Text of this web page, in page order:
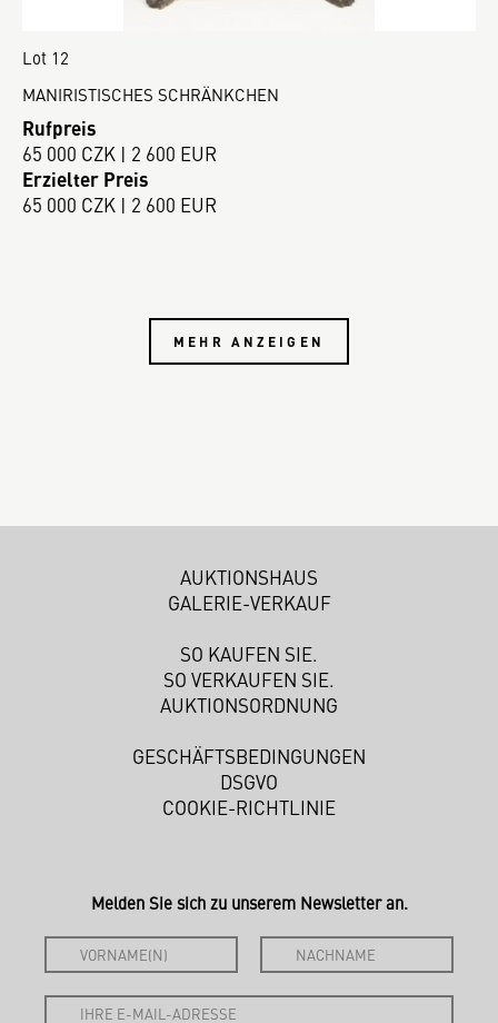
Lot 12
MANIRISTISCHES SCHRÄNKCHEN
Rufpreis
65 000 CZK | 2 600 EUR
Erzielter Preis
65 000 CZK | 2 600 EUR
MEHR ANZEIGEN
AUKTIONSHAUS
GALERIE-VERKAUF
SO KAUFEN SIE.
SO VERKAUFEN SIE.
AUKTIONSORDNUNG
GESCHÄFTSBEDINGUNGEN
DSGVO
COOKIE-RICHTLINIE
Melden Sie sich zu unserem Newsletter an.